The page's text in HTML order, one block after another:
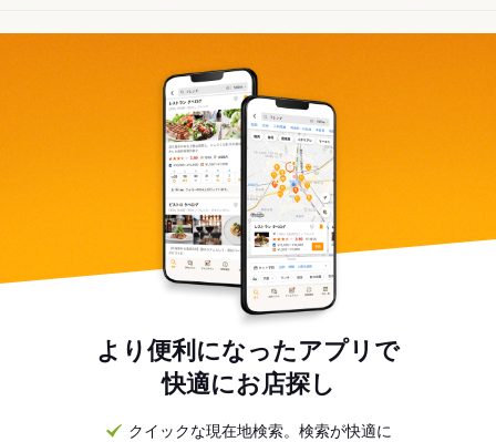
より便利になったアプリで
快適にお店探し
クイックな現在地検索。検索が快適に